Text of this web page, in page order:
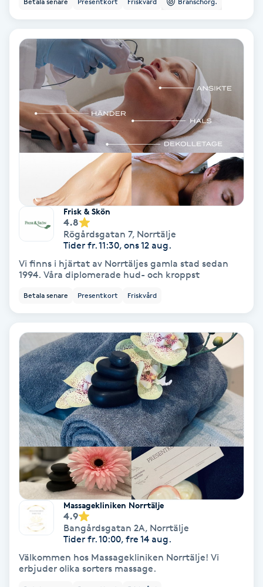
Babylights
Balayage
Bambumassage
Barnklippning
BIAB
Brynfärgning
Brynplockning
Bröllopsuppsättning
Celluliter
Coachning
Color correction
Cryoterapi
Frisk & Skön
4.8
Rögårdsgatan 7, Norrtälje
Tider fr. 11:30, ons 12 aug.
Vi finns i hjärtat av Norrtäljes gamla stad sedan
1994. Våra diplomerade hud- och kroppst
Betala senare Presentkort Friskvård
Massagekliniken Norrtälje
4.9
Bangårdsgatan 2A, Norrtälje
Tider fr. 10:00, fre 14 aug.
Välkommen hos Massagekliniken Norrtälje! Vi
erbjuder olika sorters massage.